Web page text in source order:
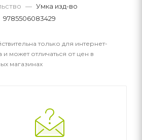
— Умка изд-во
9785506083429
только для интернет-
и может отличаться от цен в
магазинах